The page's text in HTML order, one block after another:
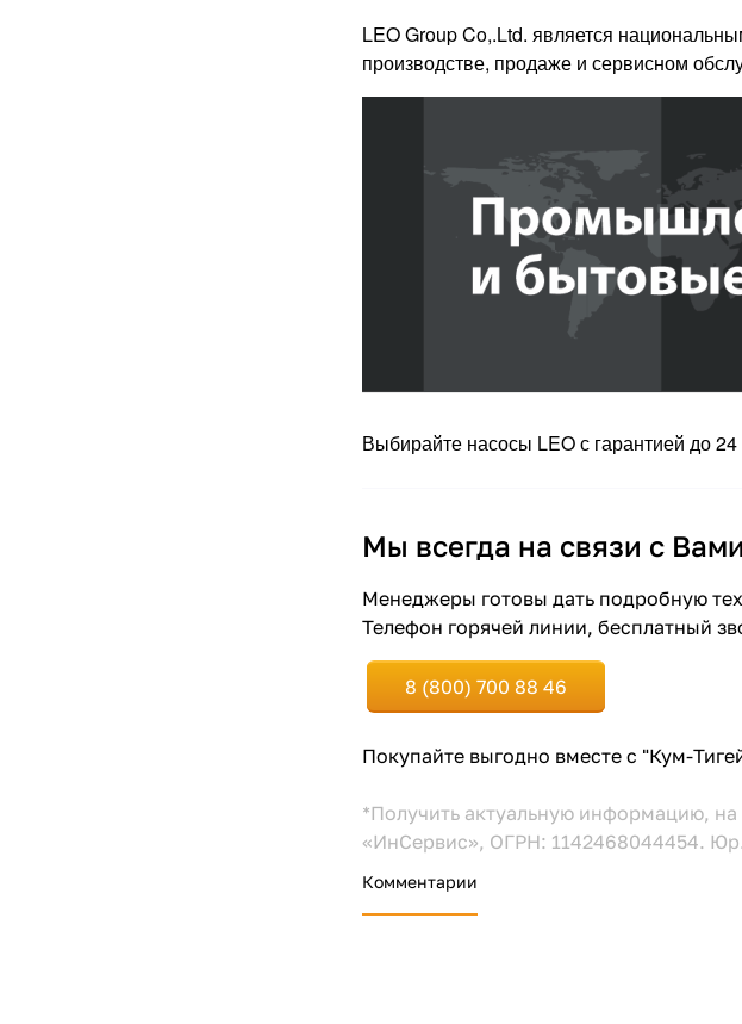
LEO Group Co,.Ltd. является
производстве, продаже и сервисном
Выбирайте насосы LEO с гарантией до
Мы всегда на связи с
Менеджеры готовы дать подробную
Телефон горячей линии, бесплатный
8 (800) 700 88 46
Покупайте выгодно вместе с "Кум-
*Получить актуальную информацию,
«ИнСервис», ОГРН: 1142468044454.
Комментарии